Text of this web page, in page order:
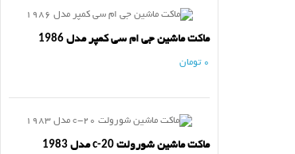
ماکت ماشین جی ام سی کمپر مدل 1986
0 تومان
ماکت ماشین شورولت c-20 مدل 1983